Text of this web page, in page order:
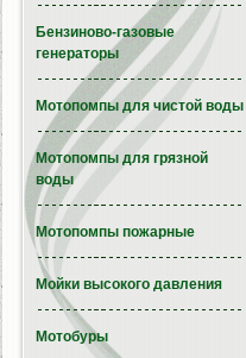
Бензиново-газовые
генераторы
Мотопомпы для чистой воды
Мотопомпы для грязной
воды
Мотопомпы пожарные
Мойки высокого давления
Мотобуры